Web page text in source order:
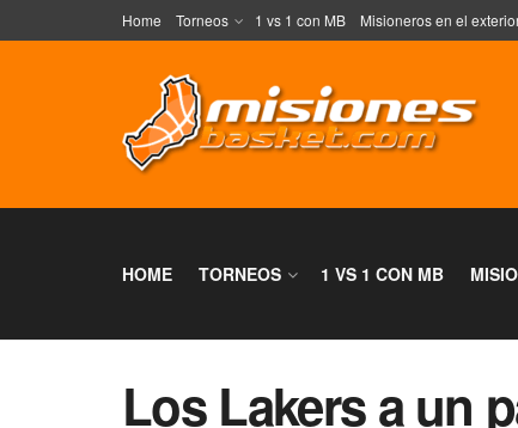
Home Torneos 1 vs 1 con MB Misioneros en el
HOME TORNEOS 1 VS 1 CON MB
Los Lakers a un